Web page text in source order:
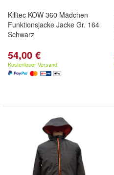
Killtec KOW 360 Mädchen
Funktionsjacke Jacke Gr. 164
Schwarz
54,00 €
Kostenloser Versand